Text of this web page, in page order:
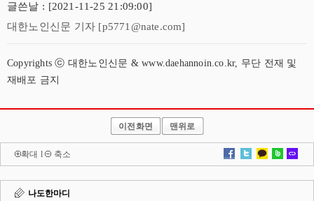
글쓴날 : [2021-11-25 21:09:00]
대한노인신문 기자 [p5771@nate.com]
Copyrights ⓒ 대한노인신문 & www.daehannoin.co.kr, 무단 전재 및
재배포 금지
이전화면 맨위로
확대 l 축소